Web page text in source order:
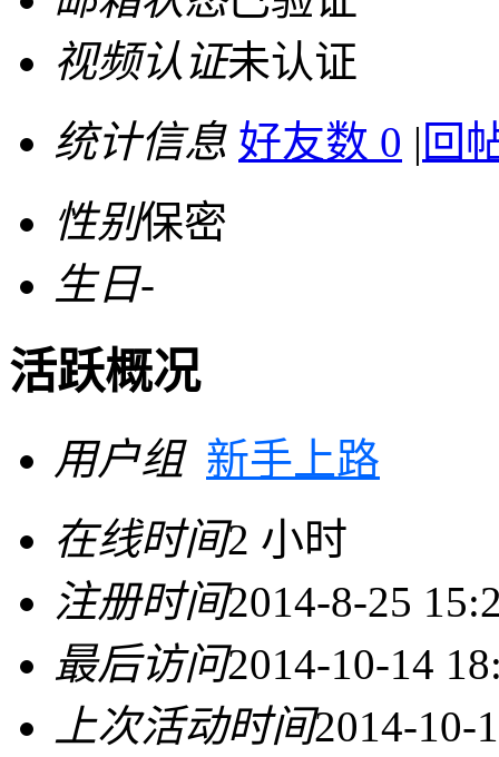
视频认证未认证
统计信息 好友数 0 | 回
性别保密
生日-
活跃概况
用户组 新手上路
在线时间2 小时
注册时间2014-8-25
最后访问2014-10-14
上次活动时间2014-10-